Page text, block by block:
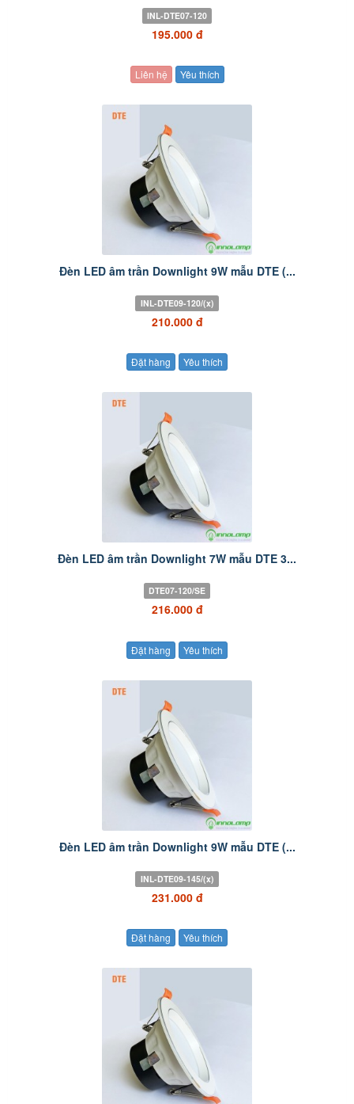
INL-DTE07-120
195.000 đ
Liên hệ Yêu thích
Đèn LED âm trần Downlight 9W mẫu DTE (...
INL-DTE09-120/(x)
210.000 đ
Đặt hàng Yêu thích
Đèn LED âm trần Downlight 7W mẫu DTE 3...
DTE07-120/SE
216.000 đ
Đặt hàng Yêu thích
Đèn LED âm trần Downlight 9W mẫu DTE (...
INL-DTE09-145/(x)
231.000 đ
Đặt hàng Yêu thích